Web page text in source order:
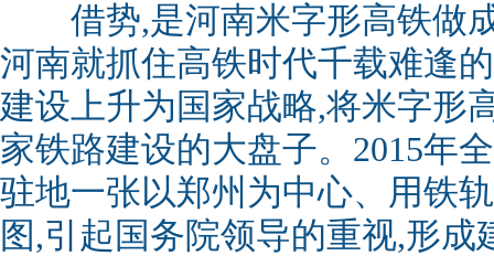
借势,是河南米字形高铁做成
河南就抓住高铁时代千载难逢
建设上升为国家战略,将米字形
家铁路建设的大盘子。2015年
驻地一张以郑州为中心、用铁
图,引起国务院领导的重视,形